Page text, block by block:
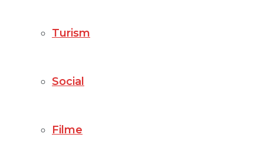
Turism
Social
Filme